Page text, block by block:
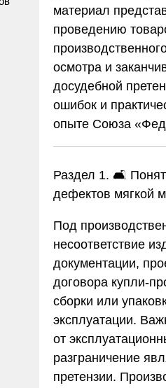
материал
проведению
осмотра и
досудебной
ошибок и
опыте Союза
Раздел 1. 🛋️
дефектов мягкой
Под
несоответствие
документации,
договора купли-
сборки или
эксплуатации.
от
разграничение
претензии.